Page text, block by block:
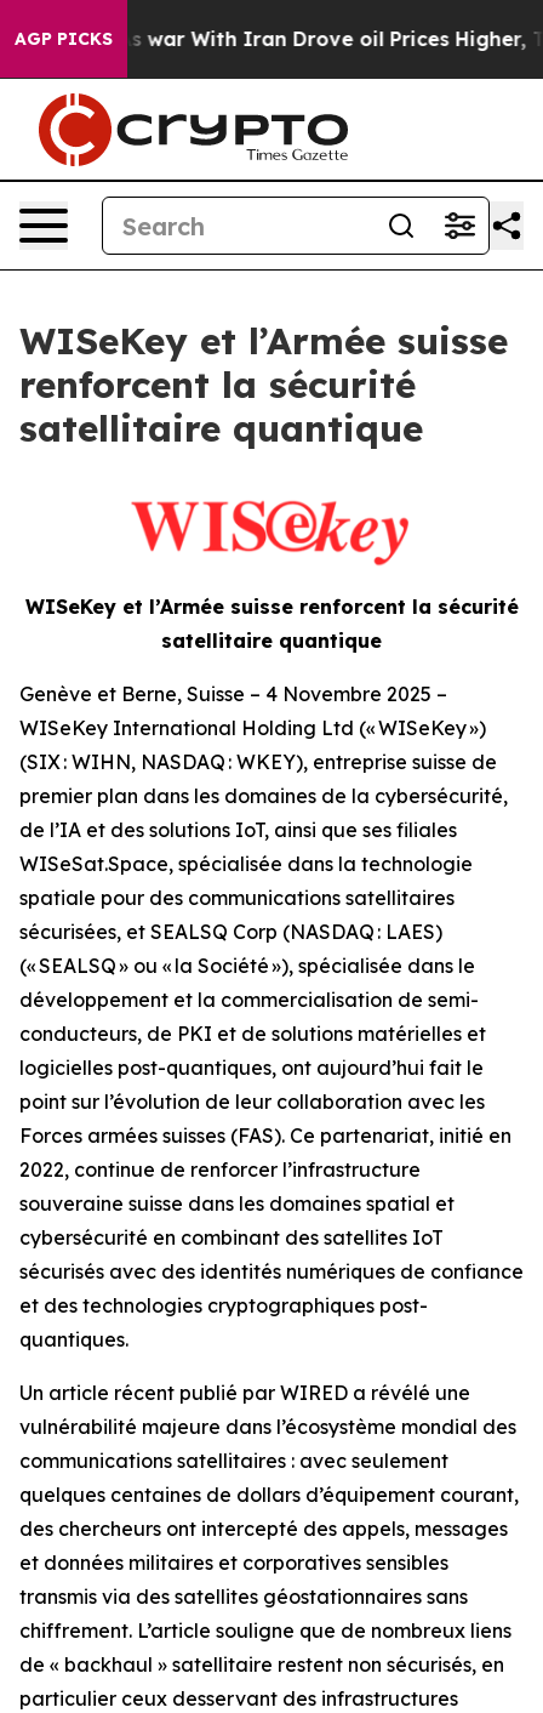
AGP PICKS
As war With Iran Drove oil Prices Higher, Trump
WISeKey et l’Armée suisse
renforcent la sécurité
satellitaire quantique
WISeKey et l’Armée suisse renforcent la sécurité
satellitaire quantique
Genève et Berne, Suisse – 4 Novembre 2025 –
WISeKey International Holding Ltd (« WISeKey »)
(SIX : WIHN, NASDAQ : WKEY), entreprise suisse de
premier plan dans les domaines de la cybersécurité,
de l’IA et des solutions IoT, ainsi que ses filiales
WISeSat.Space, spécialisée dans la technologie
spatiale pour des communications satellitaires
sécurisées, et SEALSQ Corp (NASDAQ : LAES)
(« SEALSQ » ou « la Société »), spécialisée dans le
développement et la commercialisation de semi-
conducteurs, de PKI et de solutions matérielles et
logicielles post-quantiques, ont aujourd’hui fait le
point sur l’évolution de leur collaboration avec les
Forces armées suisses (FAS). Ce partenariat, initié en
2022, continue de renforcer l’infrastructure
souveraine suisse dans les domaines spatial et
cybersécurité en combinant des satellites IoT
sécurisés avec des identités numériques de confiance
et des technologies cryptographiques post-
quantiques.
Un article récent publié par WIRED a révélé une
vulnérabilité majeure dans l’écosystème mondial des
communications satellitaires : avec seulement
quelques centaines de dollars d’équipement courant,
des chercheurs ont intercepté des appels, messages
et données militaires et corporatives sensibles
transmis via des satellites géostationnaires sans
chiffrement. L’article souligne que de nombreux liens
de « backhaul » satellitaire restent non sécurisés, en
particulier ceux desservant des infrastructures